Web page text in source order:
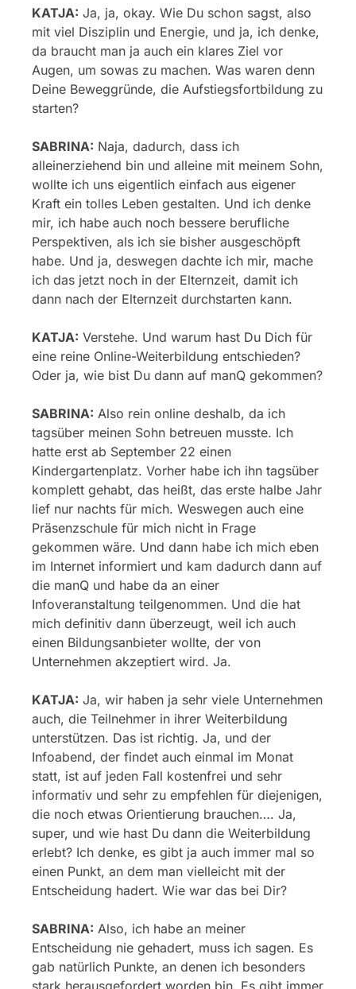
KATJA: Ja, ja, okay. Wie Du schon sagst, also
mit viel Disziplin und Energie, und ja, ich denke,
da braucht man ja auch ein klares Ziel vor
Augen, um sowas zu machen. Was waren denn
Deine Beweggründe, die Aufstiegsfortbildung zu
starten?
SABRINA: Naja, dadurch, dass ich
alleinerziehend bin und alleine mit meinem Sohn,
wollte ich uns eigentlich einfach aus eigener
Kraft ein tolles Leben gestalten. Und ich denke
mir, ich habe auch noch bessere berufliche
Perspektiven, als ich sie bisher ausgeschöpft
habe. Und ja, deswegen dachte ich mir, mache
ich das jetzt noch in der Elternzeit, damit ich
dann nach der Elternzeit durchstarten kann.
KATJA: Verstehe. Und warum hast Du Dich für
eine reine Online-Weiterbildung entschieden?
Oder ja, wie bist Du dann auf manQ gekommen?
SABRINA: Also rein online deshalb, da ich
tagsüber meinen Sohn betreuen musste. Ich
hatte erst ab September 22 einen
Kindergartenplatz. Vorher habe ich ihn tagsüber
komplett gehabt, das heißt, das erste halbe Jahr
lief nur nachts für mich. Weswegen auch eine
Präsenzschule für mich nicht in Frage
gekommen wäre. Und dann habe ich mich eben
im Internet informiert und kam dadurch dann auf
die manQ und habe da an einer
Infoveranstaltung teilgenommen. Und die hat
mich definitiv dann überzeugt, weil ich auch
einen Bildungsanbieter wollte, der von
Unternehmen akzeptiert wird. Ja.
KATJA: Ja, wir haben ja sehr viele Unternehmen
auch, die Teilnehmer in ihrer Weiterbildung
unterstützen. Das ist richtig. Ja, und der
Infoabend, der findet auch einmal im Monat
statt, ist auf jeden Fall kostenfrei und sehr
informativ und sehr zu empfehlen für diejenigen,
die noch etwas Orientierung brauchen…. Ja,
super, und wie hast Du dann die Weiterbildung
erlebt? Ich denke, es gibt ja auch immer mal so
einen Punkt, an dem man vielleicht mit der
Entscheidung hadert. Wie war das bei Dir?
SABRINA: Also, ich habe an meiner
Entscheidung nie gehadert, muss ich sagen. Es
gab natürlich Punkte, an denen ich besonders
stark herausgefordert worden bin. Es gibt immer